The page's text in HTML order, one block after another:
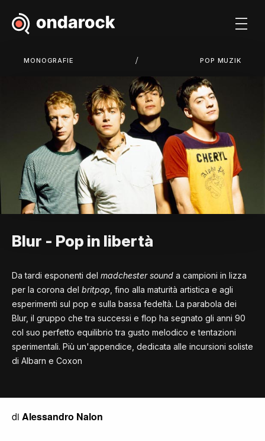
MONOGRAFIE / POP MUZIK
Blur - Pop in libertà
Da tardi esponenti del madchester sound a campioni in lizza
per la corona del britpop , fino alla maturità artistica e agli
esperimenti sul pop e sulla bassa fedeltà. La parabola dei
Blur, il gruppo che tra successi e flop ha segnato gli anni 90
col suo perfetto equilibrio tra gusto melodico e tentazioni
sperimentali. Più un'appendice, dedicata alle incursioni soliste
di Albarn e Coxon
di Alessandro Nalon